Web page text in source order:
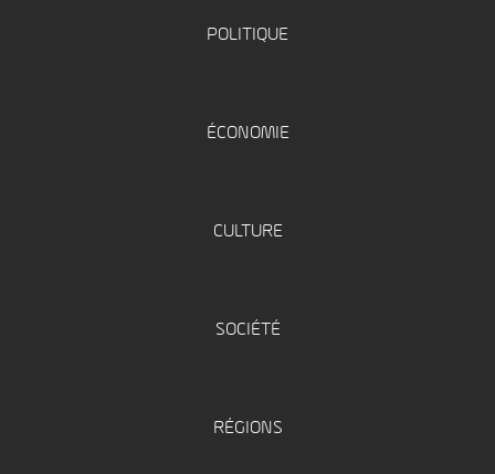
POLITIQUE
ÉCONOMIE
CULTURE
SOCIÉTÉ
RÉGIONS